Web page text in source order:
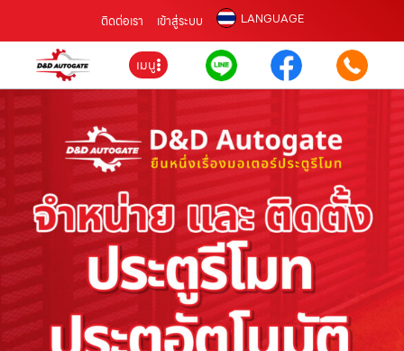
ติดต่อเรา เข้าสู่ระบบ LANGUAGE
เมนู